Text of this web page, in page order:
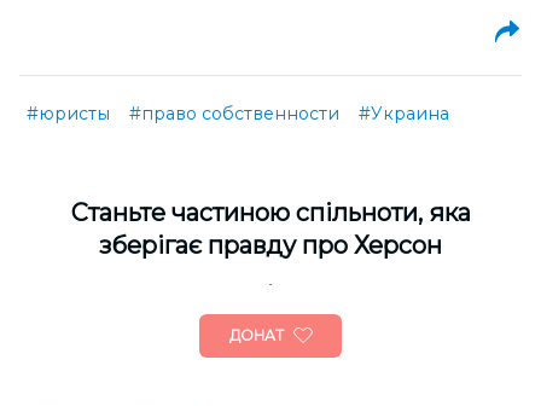
#юристы #право собственности #Украина
Cтаньте частиною спільноти, яка
зберігає правду про Херсон
ДОНАТ